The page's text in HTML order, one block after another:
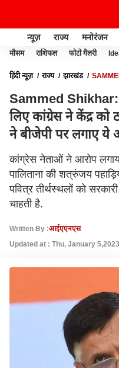
न्यूज़ राज्य मनोरंजन
मौसम राशिफल फोटो गैलरी
हिंदी न्यूज़ राज्य झारखंड
Sammed Shikhar:
लिए कांग्रेस ने केंद्र को
ने बीजेपी पर लगाए ये
कांग्रेस नेताओं ने आरोप
पालिताना की शत्रुंजय
पवित्र तीर्थस्थलों को
चाहती है.
Written By :आईएएनएस
Updated at : Thu, January